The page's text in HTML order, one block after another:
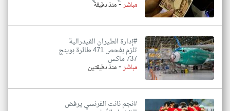
مباشر-منذ دقيقة
#إدارة الطيران الفيدرالية
تلزم بفحص 471 طائرة بوينج
737 ماكس
مباشر-منذ دقيقتين
#نجم نانت الفرنسي يرفض